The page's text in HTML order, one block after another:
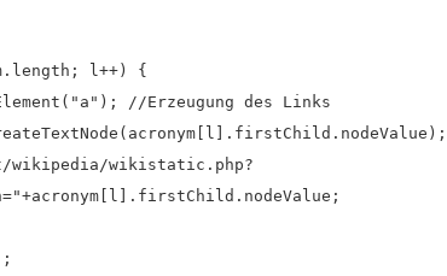
l++) {
//Erzeugung des Links
wikistatic.php?